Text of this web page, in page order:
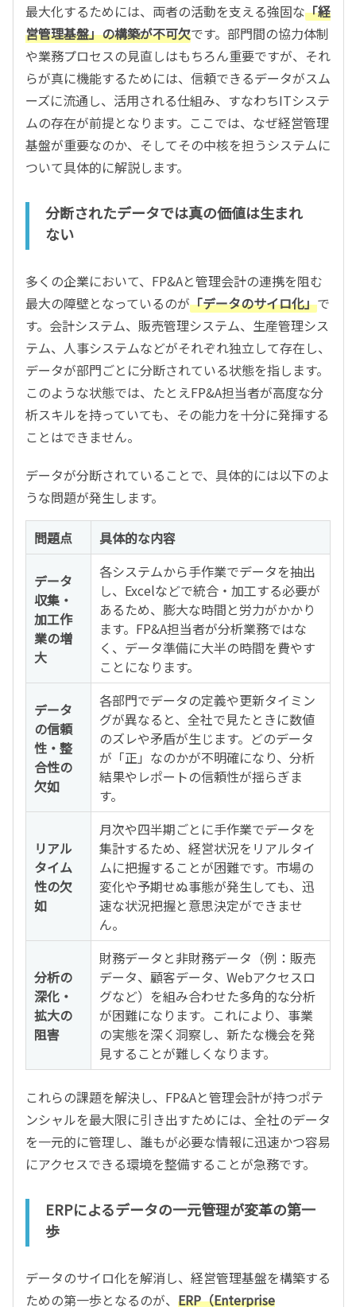
最大化するためには、両者の活動を支える強固な「経
営管理基盤」の構築が不可欠です。部門間の協力体制
や業務プロセスの見直しはもちろん重要ですが、それ
らが真に機能するためには、信頼できるデータがスム
ーズに流通し、活用される仕組み、すなわちITシステ
ムの存在が前提となります。ここでは、なぜ経営管理
基盤が重要なのか、そしてその中核を担うシステムに
ついて具体的に解説します。
分断されたデータでは真の価値は生まれ
ない
多くの企業において、FP&Aと管理会計の連携を阻む
最大の障壁となっているのが「データのサイロ化」で
す。会計システム、販売管理システム、生産管理シス
テム、人事システムなどがそれぞれ独立して存在し、
データが部門ごとに分断されている状態を指します。
このような状態では、たとえFP&A担当者が高度な分
析スキルを持っていても、その能力を十分に発揮する
ことはできません。
データが分断されていることで、具体的には以下のよ
うな問題が発生します。
問題点 具体的な内容
データ
収集・
加工作
業の増
大
各システムから手作業でデータを抽出
し、Excelなどで統合・加工する必要が
あるため、膨大な時間と労力がかかり
ます。FP&A担当者が分析業務ではな
く、データ準備に大半の時間を費やす
ことになります。
データ
の信頼
性・整
合性の
欠如
各部門でデータの定義や更新タイミン
グが異なると、全社で見たときに数値
のズレや矛盾が生じます。どのデータ
が「正」なのかが不明確になり、分析
結果やレポートの信頼性が揺らぎま
す。
リアル
タイム
性の欠
如
月次や四半期ごとに手作業でデータを
集計するため、経営状況をリアルタイ
ムに把握することが困難です。市場の
変化や予期せぬ事態が発生しても、迅
速な状況把握と意思決定ができませ
ん。
分析の
深化・
拡大の
阻害
財務データと非財務データ（例：販売
データ、顧客データ、Webアクセスロ
グなど）を組み合わせた多角的な分析
が困難になります。これにより、事業
の実態を深く洞察し、新たな機会を発
見することが難しくなります。
これらの課題を解決し、FP&Aと管理会計が持つポテ
ンシャルを最大限に引き出すためには、全社のデータ
を一元的に管理し、誰もが必要な情報に迅速かつ容易
にアクセスできる環境を整備することが急務です。
ERPによるデータの一元管理が変革の第一
歩
データのサイロ化を解消し、経営管理基盤を構築する
ための第一歩となるのが、 ERP（Enterprise